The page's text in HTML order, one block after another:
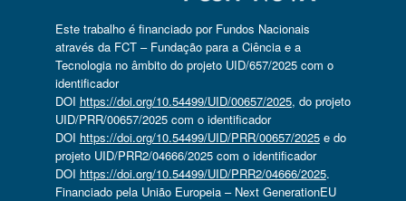
Este trabalho é financiado por Fundos Nacionais
através da FCT – Fundação para a Ciência e a
Tecnologia no âmbito do projeto UID/657/2025 com o
identificador
DOI https://doi.org/10.54499/UID/00657/2025, do projeto
UID/PRR/00657/2025 com o identificador
DOI https://doi.org/10.54499/UID/PRR/00657/2025e do
projeto UID/PRR2/04666/2025 com o identificador
DOI https://doi.org/10.54499/UID/PRR2/04666/2025.
Financiado pela União Europeia – Next GenerationEU